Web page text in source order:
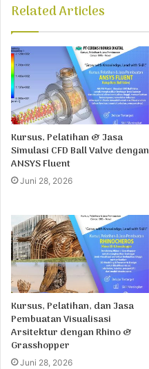
Related Articles
Kursus, Pelatihan & Jasa
Simulasi CFD Ball Valve dengan
ANSYS Fluent
Juni 28, 2026
Kursus, Pelatihan, dan Jasa
Pembuatan Visualisasi
Arsitektur dengan Rhino &
Grasshopper
Juni 28, 2026